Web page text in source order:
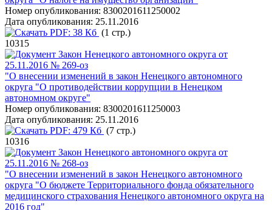
Номер опубликования: 8300201611250002
Дата опубликования: 25.11.2016
PDF: 38 Кб (1 стр.)
10315
Закон Ненецкого автономного округа от
25.11.2016 № 269-оз
"О внесении изменений в закон Ненецкого автономного
округа "О противодействии коррупции в Ненецком
автономном округе"
Номер опубликования: 8300201611250003
Дата опубликования: 25.11.2016
PDF: 479 Кб (7 стр.)
10316
Закон Ненецкого автономного округа от
25.11.2016 № 268-оз
"О внесении изменений в закон Ненецкого автономного
округа "О бюджете Территориального фонда обязательного
медицинского страхования Ненецкого автономного округа на
2016 год"